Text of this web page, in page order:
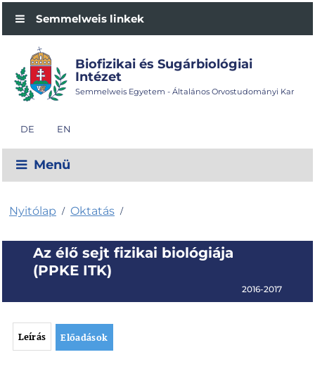
Semmelweis linkek
Biofizikai és Sugárbiológiai
Intézet
Semmelweis Egyetem - Általános Orvostudományi Kar
DE EN
Menü
Nyitólap / Oktatás /
Az élő sejt fizikai biológiája
(PPKE ITK)
2016-2017
Leírás Előadások